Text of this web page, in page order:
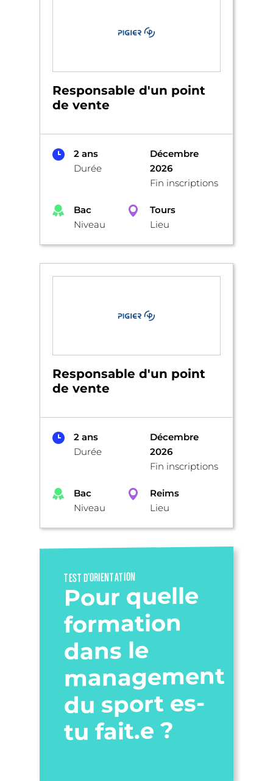
Responsable d'un point
de vente
2 ans
Durée
Décembre
2026
Fin inscriptions
Bac
Niveau
Tours
Lieu
Responsable d'un point
de vente
2 ans
Durée
Décembre
2026
Fin inscriptions
Bac
Niveau
Reims
Lieu
TEST D’ORIENTATION
Pour quelle
formation
dans le
management
du sport es-
tu fait.e ?